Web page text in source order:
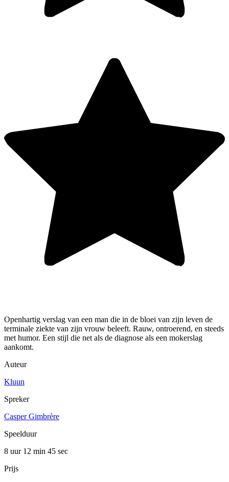
Openhartig verslag van een man die in de bloei van zijn leven de
terminale ziekte van zijn vrouw beleeft. Rauw, ontroerend, en steeds
met humor. Een stijl die net als de diagnose als een mokerslag
aankomt.
Auteur
Kluun
Spreker
Casper Gimbrère
Speelduur
8 uur 12 min 45 sec
Prijs